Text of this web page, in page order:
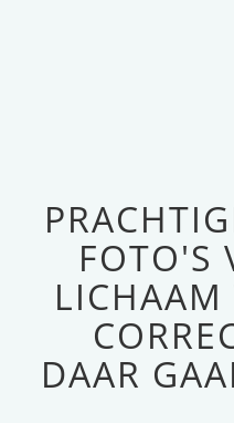
FOTO'S
LICHAAM
DAAR